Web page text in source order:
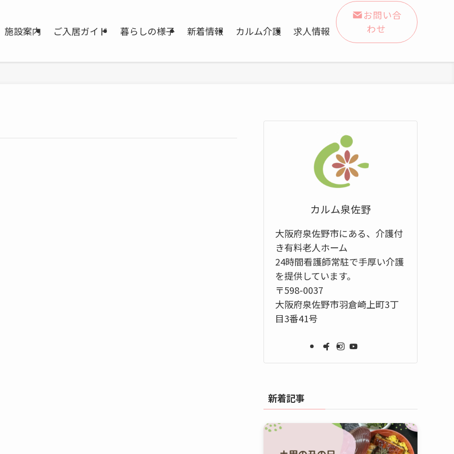
施設案内 ご入居ガイド 暮らしの様子 新着情報 カルム介護 求人情報
お問い合
わせ
カルム泉佐野
大阪府泉佐野市にある、介護付
き有料老人ホーム
24時間看護師常駐で手厚い介護
を提供しています。
〒598-0037
大阪府泉佐野市羽倉崎上町3丁
目3番41号
新着記事